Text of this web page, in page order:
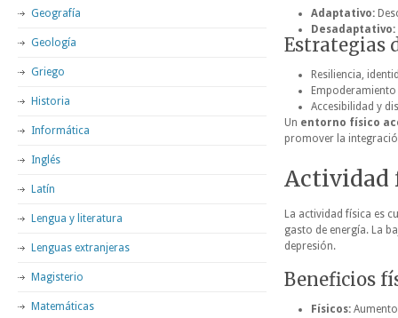
Adaptativo:
Desadaptativo:
Estrategias
Resiliencia,
Accesibilidad y
Un entorno físico
promover la
Actividad
La actividad física es
gasto de energía. La
depresión.
Beneficios
Físicos:
Geografía
Geología
Griego
Historia
Informática
Inglés
Latín
Lengua y literatura
Lenguas extranjeras
Magisterio
Matemáticas